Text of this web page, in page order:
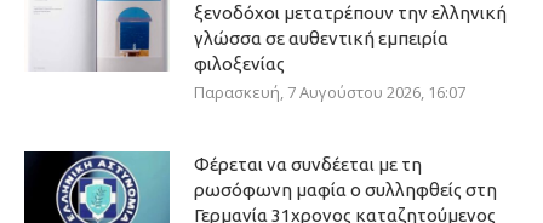
ξενοδόχοι μετατρέπουν την ελληνική
γλώσσα σε αυθεντική εμπειρία
φιλοξενίας
Παρασκευή, 7 Αυγούστου 2026, 16:07
Φέρεται να συνδέεται με τη
ρωσόφωνη μαφία ο συλληφθείς στη
Γερμανία 31χρονος καταζητούμενος